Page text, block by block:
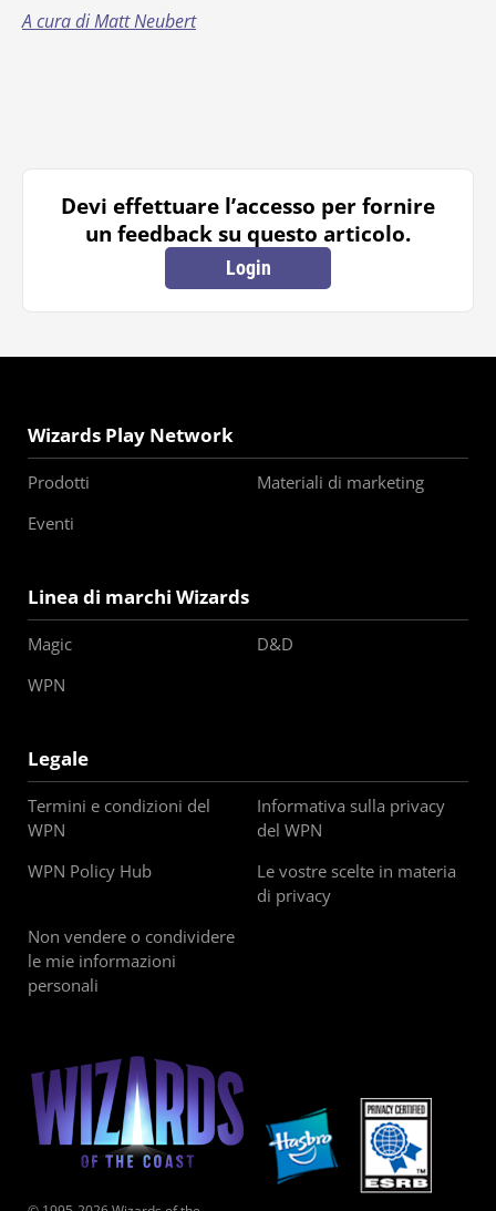
A cura di Matt Neubert
Devi effettuare l’accesso per fornire
un feedback su questo articolo.
Login
Wizards Play Network
Prodotti
Materiali di marketing
Eventi
Linea di marchi Wizards
Magic
D&D
WPN
Legale
Termini e condizioni del
WPN
Informativa sulla privacy
del WPN
WPN Policy Hub
Le vostre scelte in materia
di privacy
Non vendere o condividere
le mie informazioni
personali